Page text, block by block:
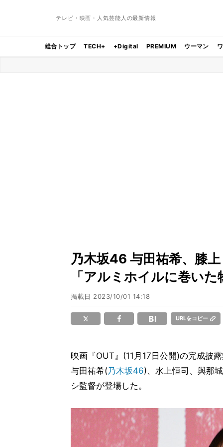
テレビ・映画・人気芸能人の最新情報
総合トップ TECH+ +Digital PREMIUM ウーマン
乃木坂46 与田祐希、膝
「アルミホイルに巻い
掲載日 2023/10/01 14:18
URLをコピー
映画『OUT』(11月17日公開)の完成披
与田祐希(乃木坂46)、水上恒司、與那
シ監督が登場した。